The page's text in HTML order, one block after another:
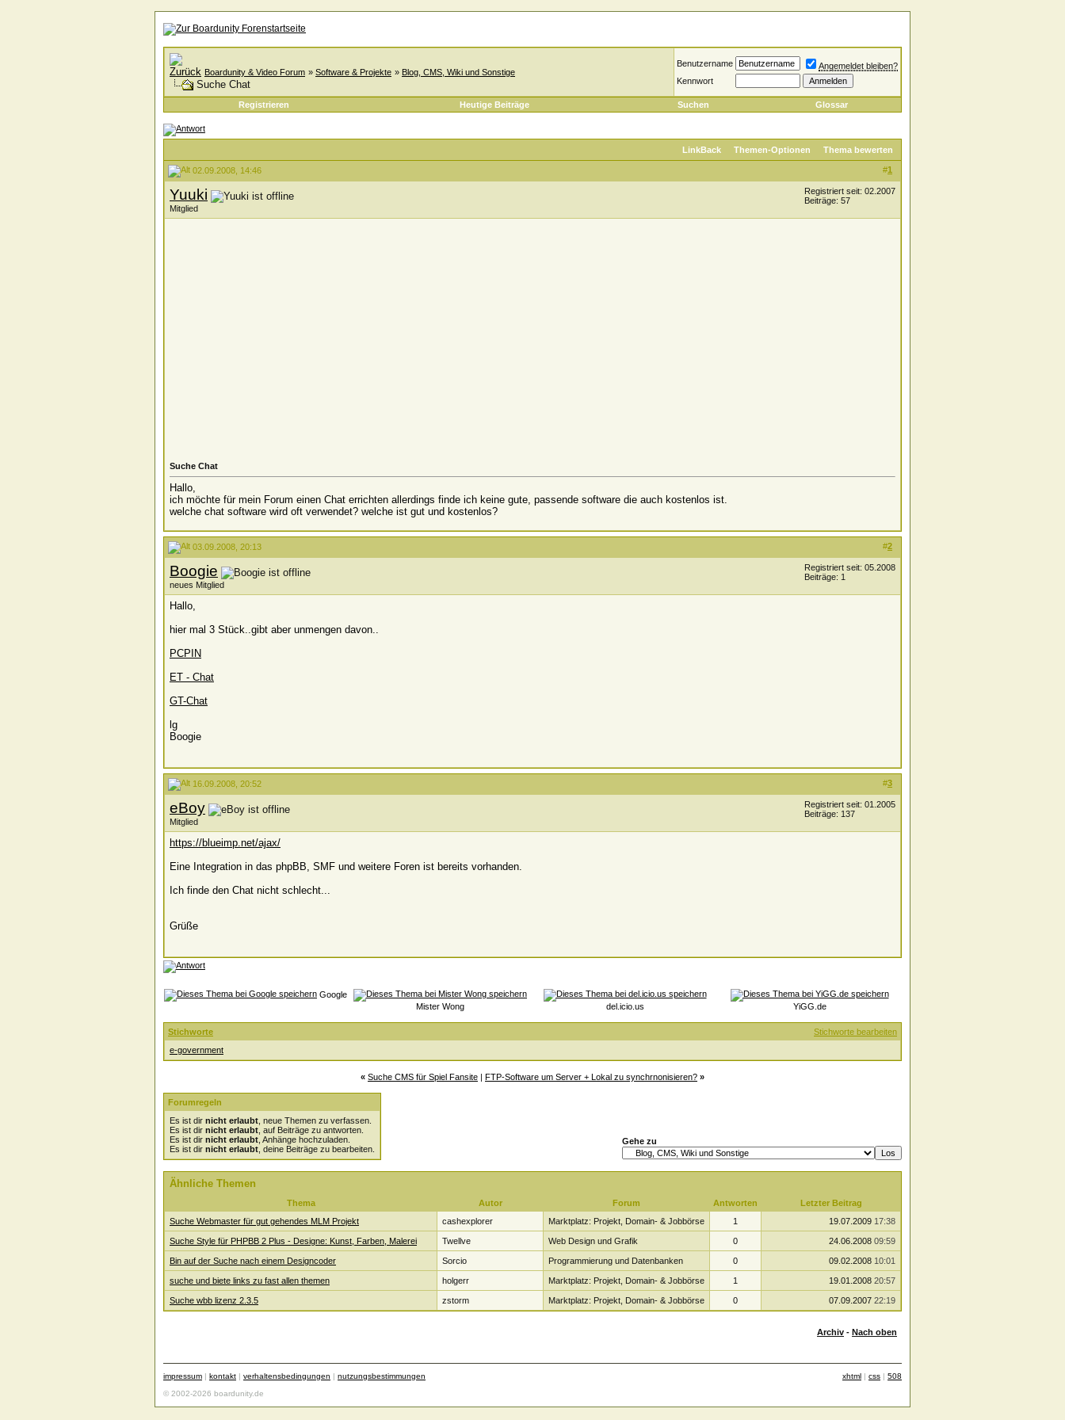
Boardunity & Video Forum » Software & Projekte » Blog, CMS, Wiki und Sonstige
Suche Chat
Benutzername
Angemeldet bleiben?
Kennwort
Registrieren Heutige Beiträge Suchen Glossar
LinkBack Themen-Optionen Thema bewerten
#1
02.09.2008, 14:46
Yuuki
Mitglied
Registriert seit: 02.2007
Beiträge: 57
Suche Chat
Hallo,
ich möchte für mein Forum einen Chat errichten allerdings finde ich keine gute, passende software die auch kostenlos ist.
welche chat software wird oft verwendet? welche ist gut und kostenlos?
#2
03.09.2008, 20:13
Boogie
neues Mitglied
Registriert seit: 05.2008
Beiträge: 1
Hallo,
hier mal 3 Stück..gibt aber unmengen davon..
PCPIN
ET - Chat
GT-Chat
lg
Boogie
#3
16.09.2008, 20:52
eBoy
Mitglied
Registriert seit: 01.2005
Beiträge: 137
https://blueimp.net/ajax/
Eine Integration in das phpBB, SMF und weitere Foren ist bereits vorhanden.
Ich finde den Chat nicht schlecht...
Grüße
Google
Mister Wong
del.icio.us YiGG.de
Stichworte bearbeiten
Stichworte
e-government
« Suche CMS für Spiel Fansite | FTP-Software um Server + Lokal zu synchrnonisieren? »
Forumregeln
Es ist dir nicht erlaubt , neue Themen zu verfassen.
Es ist dir nicht erlaubt , auf Beiträge zu antworten.
Es ist dir nicht erlaubt , Anhänge hochzuladen.
Es ist dir nicht erlaubt , deine Beiträge zu bearbeiten.
Gehe zu
Ähnliche Themen
Thema Autor Forum Antworten
Letzter Beitrag
Suche Webmaster für gut gehendes MLM Projekt
cashexplorer Marktplatz: Projekt, Domain- & Jobbörse 1 19.07.2009 17:38
Suche Style für PHPBB 2 Plus - Designe: Kunst, Farben, Malerei Twellve Web Design und Grafik 0 24.06.2008 09:59
Bin auf der Suche nach einem Designcoder Sorcio Programmierung und Datenbanken 0 09.02.2008 10:01
suche und biete links zu fast allen themen holgerr Marktplatz: Projekt, Domain- & Jobbörse 1 19.01.2008 20:57
Suche wbb lizenz 2.3.5 zstorm Marktplatz: Projekt, Domain- & Jobbörse 0 07.09.2007 22:19
Archiv - Nach oben
impressum | kontakt | verhaltensbedingungen | nutzungsbestimmungen xhtml | css | 508
© 2002-2026 boardunity.de